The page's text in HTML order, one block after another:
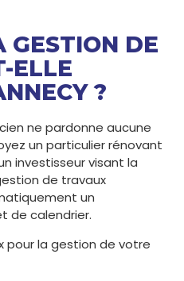
GESTION DE
ELLE
?
ne pardonne aucune
un particulier rénovant
investisseur visant la
de travaux
un
de calendrier.
pour la gestion de votre